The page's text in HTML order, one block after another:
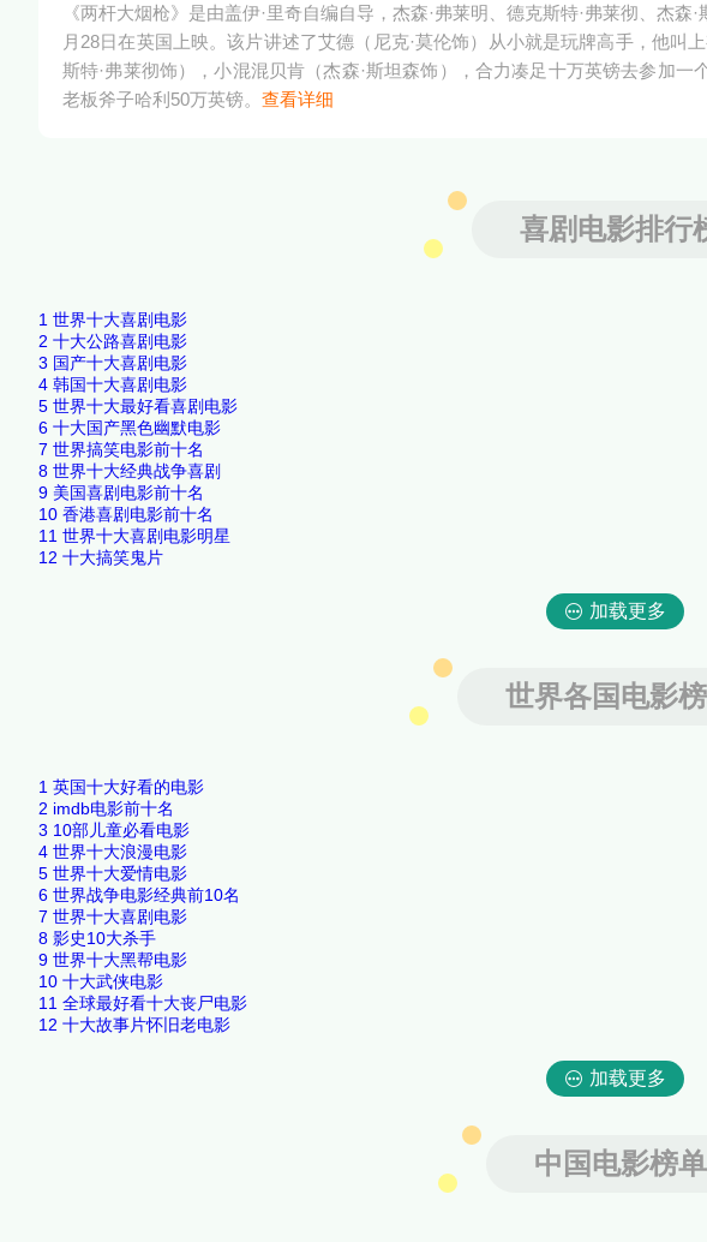
《两杆大烟枪》是由盖伊·里奇自编自导，杰森·弗莱明、德克斯特·弗莱彻、杰
月28日在英国上映。该片讲述了艾德（尼克·莫伦饰）从小就是玩牌高手，他叫
斯特·弗莱彻饰），小混混贝肯（杰森·斯坦森饰），合力凑足十万英镑去参加
老板斧子哈利50万英镑。 查看详细
喜剧电影排行
1 世界十大喜剧电影
2 十大公路喜剧电影
3 国产十大喜剧电影
4 韩国十大喜剧电影
5 世界十大最好看喜剧电影
6 十大国产黑色幽默电影
7 世界搞笑电影前十名
8 世界十大经典战争喜剧
9 美国喜剧电影前十名
10 香港喜剧电影前十名
11 世界十大喜剧电影明星
12 十大搞笑鬼片
加载更多
世界各国电影
1 英国十大好看的电影
2 imdb电影前十名
3 10部儿童必看电影
4 世界十大浪漫电影
5 世界十大爱情电影
6 世界战争电影经典前10名
7 世界十大喜剧电影
8 影史10大杀手
9 世界十大黑帮电影
10 十大武侠电影
11 全球最好看十大丧尸电影
12 十大故事片怀旧老电影
加载更多
中国电影榜单